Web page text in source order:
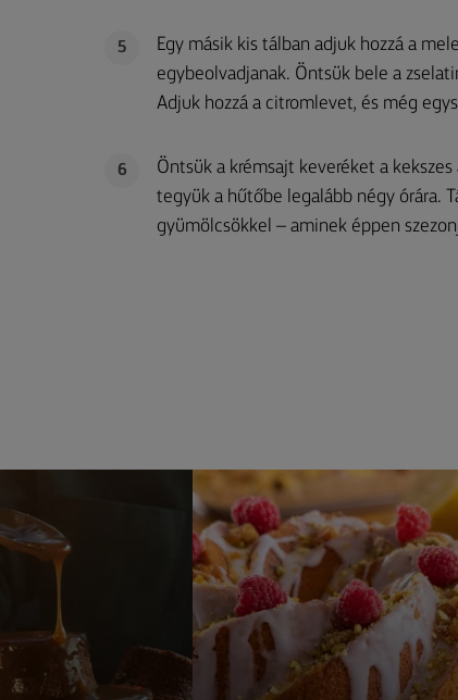
5
Egy másik kis tálban adjuk hozzá a
egybeolvadjanak. Öntsük bele a
Adjuk hozzá a citromlevet, és még
6
Öntsük a krémsajt keveréket a
tegyük a hűtőbe legalább négy órára.
gyümölcsökkel – aminek éppen